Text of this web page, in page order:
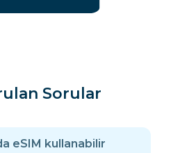
Sorular
eSIM kullanabilir